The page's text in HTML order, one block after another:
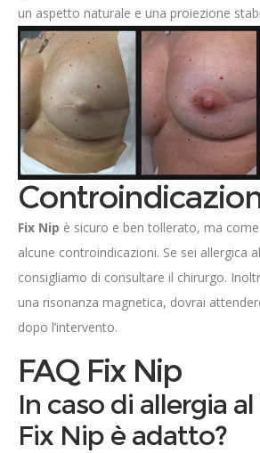
un aspetto naturale e una proiezione
Fix Nip è sicuro e ben tollerato, ma
alcune controindicazioni. Se sei allergica
consigliamo di consultare il chirurgo.
una risonanza magnetica, dovrai
dopo l’intervento.
FAQ Fix Nip
In caso di allergia
Fix Nip è adatto?